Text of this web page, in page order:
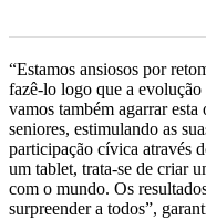
“Estamos ansiosos por
fazê-lo logo que a evolução
vamos também agarrar
seniores, estimulando as
participação cívica através
um tablet, trata-se de criar
com o mundo. Os
surpreender a todos”,